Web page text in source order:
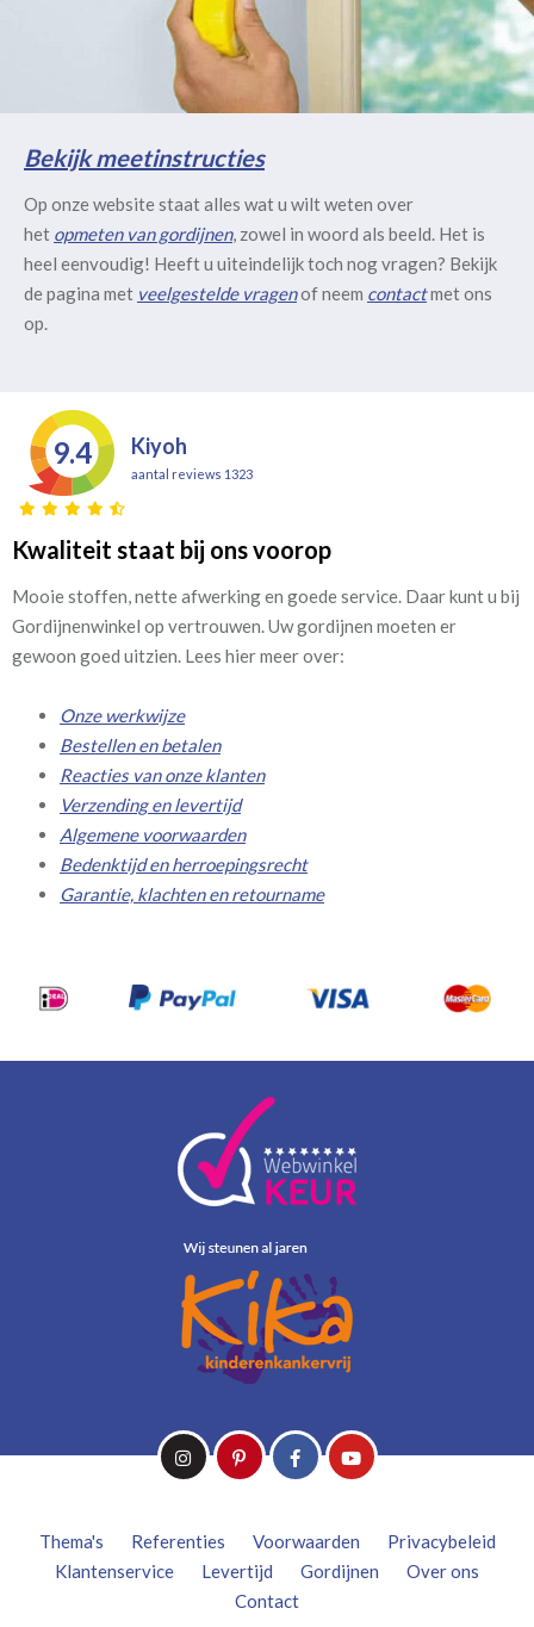
Bekijk meetinstructies
Op onze website staat alles wat u wilt weten over
het opmeten van gordijnen, zowel in woord als beeld. Het is
heel eenvoudig! Heeft u uiteindelijk toch nog vragen? Bekijk
de pagina met veelgestelde vragenof neem contactmet ons
op.
9.4 Kiyoh
aantal reviews 1323
Kwaliteit staat bij ons voorop
Mooie stoffen, nette afwerking en goede service. Daar kunt u bij
Gordijnenwinkel op vertrouwen. Uw gordijnen moeten er
gewoon goed uitzien. Lees hier meer over:
Onze werkwijze
Bestellen en betalen
Reacties van onze klanten
Verzending en levertijd
Algemene voorwaarden
Bedenktijd en herroepingsrecht
Garantie, klachten en retourname
Thema's Referenties Voorwaarden
Privacybeleid
Klantenservice
Levertijd Gordijnen
Over ons
Contact